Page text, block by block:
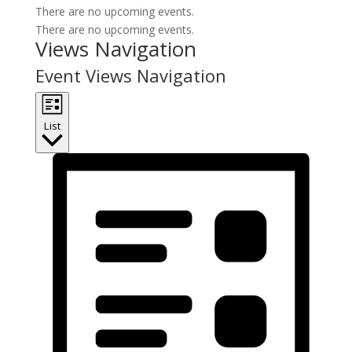
There are no upcoming events.
There are no upcoming events.
Views Navigation
Event Views Navigation
List